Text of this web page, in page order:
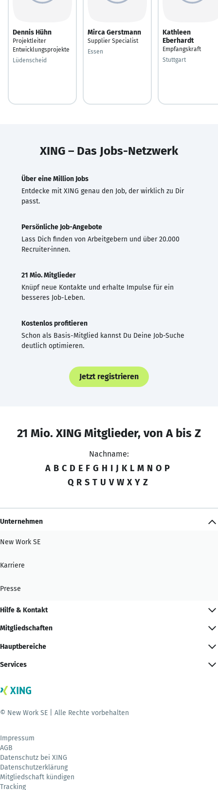
Dennis Hühn
Projektleiter
Entwicklungsprojekte
Lüdenscheid
Mirca Gerstmann
Supplier Specialist
Essen
Kathleen
Eberhardt
Empfangskraft
Stuttgart
XING – Das Jobs-Netzwerk
Über eine Million Jobs
Entdecke mit XING genau den Job, der wirklich zu Dir
passt.
Persönliche Job-Angebote
Lass Dich finden von Arbeitgebern und über 20.000
Recruiter·innen.
21 Mio. Mitglieder
Knüpf neue Kontakte und erhalte Impulse für ein
besseres Job-Leben.
Kostenlos profitieren
Schon als Basis-Mitglied kannst Du Deine Job-Suche
deutlich optimieren.
Jetzt registrieren
21 Mio. XING Mitglieder, von A bis Z
Nachname:
A B C D E F G H I J K L M N O P
Q R S T U V W X Y Z
Unternehmen
New Work SE
Karriere
Presse
Hilfe & Kontakt
Mitgliedschaften
Hauptbereiche
Services
© New Work SE | Alle Rechte vorbehalten
Impressum
AGB
Datenschutz bei XING
Datenschutzerklärung
Mitgliedschaft kündigen
Tracking